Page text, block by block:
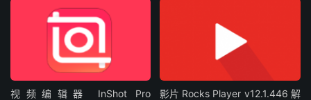
视频编辑器 InShot Pro
影片 Rocks Player v12.1.446 解